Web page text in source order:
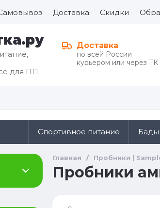
Доставка Скидки
для ПП
Доставка
по всей России
курьером или через ТК
Спортивное питание Бады
Главная / Пробники |
Пробники